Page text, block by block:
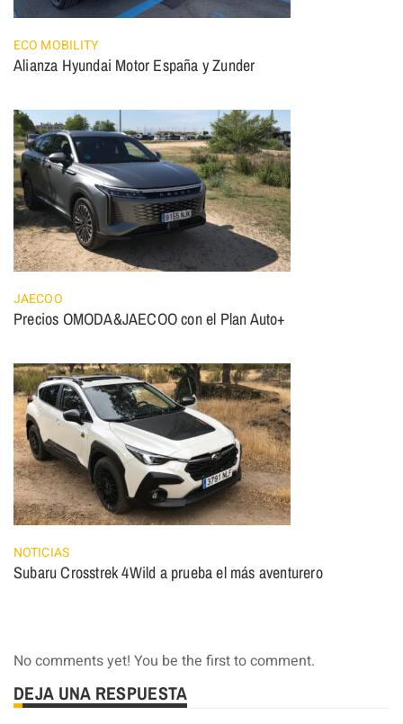
ECO MOBILITY
Alianza Hyundai Motor España y Zunder
JAECOO
Precios OMODA&JAECOO con el Plan Auto+
NOTICIAS
Subaru Crosstrek 4Wild a prueba el más aventurero
No comments yet! You be the first to comment.
DEJA UNA RESPUESTA